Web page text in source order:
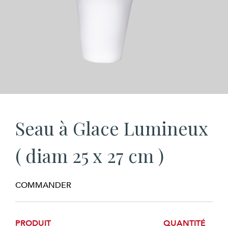
Seau à Glace Lumineux
( diam 25 x 27 cm )
COMMANDER
PRODUIT
QUANTITÉ